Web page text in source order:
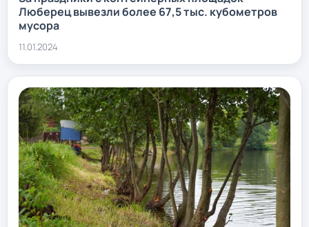
Люберец вывезли более 67,5 тыс. кубометров
мусора
11.01.2024